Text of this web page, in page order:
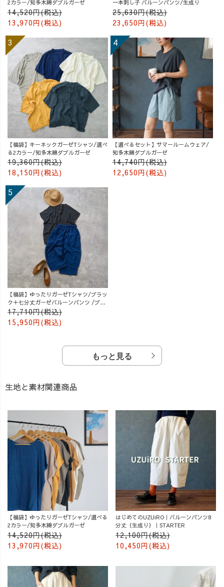
2カラー/知多木綿ダブルガーゼ
14,520円(税込)
13,970円(税込)
一本刺し子 バルーンパンツ/生成り
25,630円(税込)
23,650円(税込)
【福袋】キーネックガーゼTシャツ/選べ
る2カラー/知多木綿ダブルガーゼ
19,360円(税込)
18,150円(税込)
【選べるセット】サマールームウェア/
知多木綿ダブルガーゼ
14,740円(税込)
12,650円(税込)
【福袋】ゆったりガーゼTシャツ/ブラッ
ク＋七分丈ガーゼバルーンパンツ /ブル
ー
17,710円(税込)
15,950円(税込)
もっと見る
生地と素材関連商品
【福袋】ゆったりガーゼTシャツ/選べる
2カラー/知多木綿ダブルガーゼ
14,520円(税込)
13,970円(税込)
はじめてのUZUiRO｜バルーンパンツ8
分丈（生成り）｜STARTER
12,100円(税込)
10,450円(税込)